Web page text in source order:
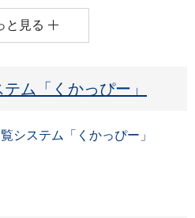
と見る
ム「くかっぴー」
システム「くかっぴー」